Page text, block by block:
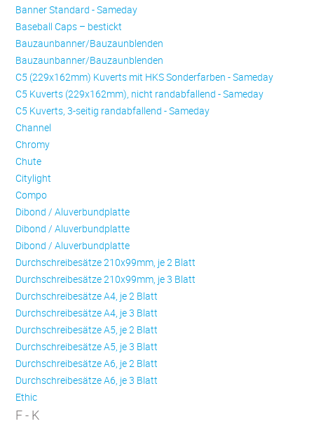
Banner Standard - Sameday
Baseball Caps – bestickt
Bauzaunbanner/Bauzaunblenden
Bauzaunbanner/Bauzaunblenden
C5 (229x162mm) Kuverts mit HKS Sonderfarben - Sameday
C5 Kuverts (229x162mm), nicht randabfallend - Sameday
C5 Kuverts, 3-seitig randabfallend - Sameday
Channel
Chromy
Chute
Citylight
Compo
Dibond / Aluverbundplatte
Dibond / Aluverbundplatte
Dibond / Aluverbundplatte
Durchschreibesätze 210x99mm, je 2 Blatt
Durchschreibesätze 210x99mm, je 3 Blatt
Durchschreibesätze A4, je 2 Blatt
Durchschreibesätze A4, je 3 Blatt
Durchschreibesätze A5, je 2 Blatt
Durchschreibesätze A5, je 3 Blatt
Durchschreibesätze A6, je 2 Blatt
Durchschreibesätze A6, je 3 Blatt
Ethic
F - K